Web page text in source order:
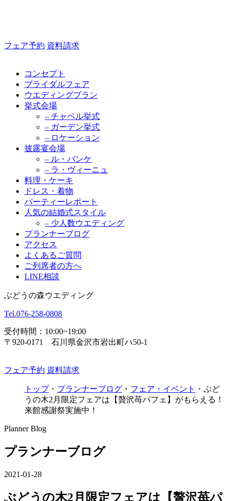
フェア予約 資料請求
コンセプト
ブライダルフェア
ウエディングプラン
挙式会場
– チャペル挙式
– ガーデン挙式
– ロケーション
披露宴会場
– ル・バンケ
– ラ・ヴィーニュ
料理・ケーキ
ドレス・着物
パーティーレポート
人気の結婚式スタイル
– 少人数ウエディング
プランナーブログ
アクセス
よくあるご質問
ご列席者の方へ
LINE相談
ぶどうの森ウエディング
Tel.076-258-0808
受付時間：10:00~19:00
〒920-0171 石川県金沢市岩出町ハ50-1
フェア予約 資料請求
トップ・ プランナーブログ ・ フェア・イベント ・ ぶど
うの木2月限定フェアは【贅沢苺パフェ】がもらえる！
来館感謝祭実施中！
Planner Blog
プランナーブログ
2021-01-28
ぶどうの木2月限定フェアは【贅沢苺パ